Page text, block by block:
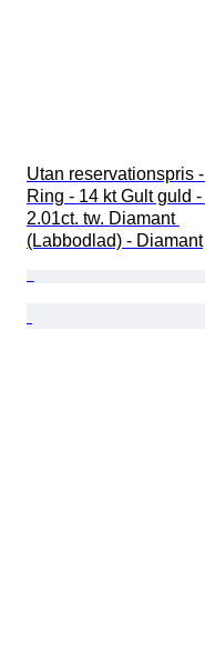
Utan reservationspris -
Ring - 14 kt Gult guld -
2.01ct. tw. Diamant
(Labbodlad) - Diamant